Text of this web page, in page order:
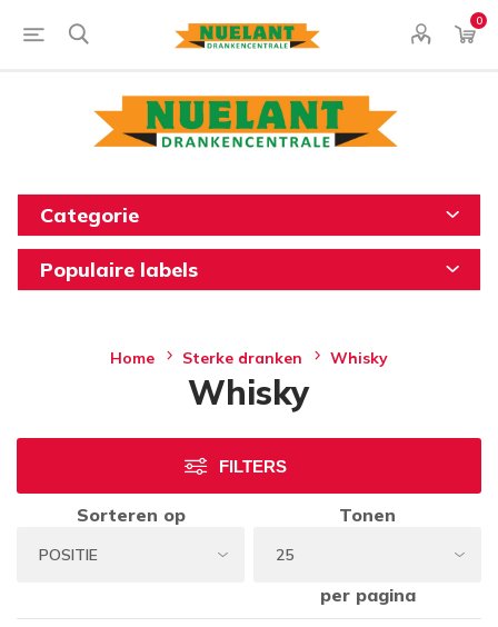
0
Categorie
Populaire labels
Home Sterke dranken Whisky
Whisky
FILTERS
Sorteren op Tonen
per pagina